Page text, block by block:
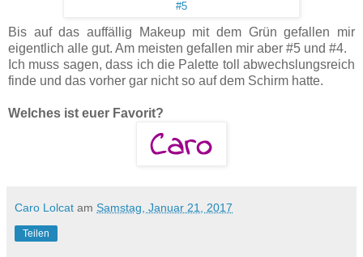
#5
Bis auf das auffällig Makeup mit dem Grün gefallen mir
eigentlich alle gut. Am meisten gefallen mir aber #5 und #4.
Ich muss sagen, dass ich die Palette toll abwechslungsreich
finde und das vorher gar nicht so auf dem Schirm hatte.
Welches ist euer Favorit?
Caro Lolcat am Samstag, Januar 21, 2017
Teilen